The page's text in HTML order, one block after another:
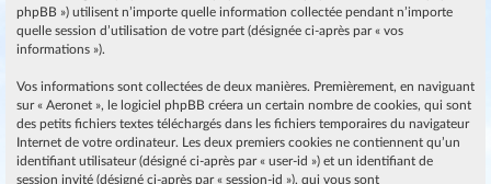
r
phpBB ») utilisent n’importe quelle information collectée pendant n’importe
quelle session d’utilisation de votre part (désignée ci-après par « vos
informations »).
Vos informations sont collectées de deux manières. Premièrement, en naviguant
sur « Aeronet », le logiciel phpBB créera un certain nombre de cookies, qui sont
des petits fichiers textes téléchargés dans les fichiers temporaires du navigateur
Internet de votre ordinateur. Les deux premiers cookies ne contiennent qu’un
identifiant utilisateur (désigné ci-après par « user-id ») et un identifiant de
session invité (désigné ci-après par « session-id »), qui vous sont